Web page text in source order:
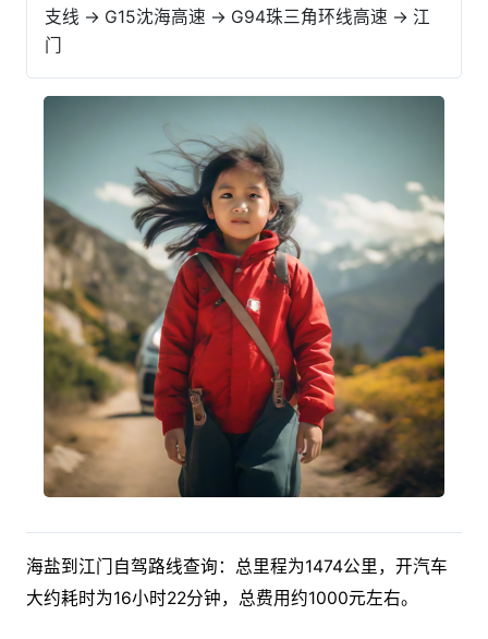
支线 → G15沈海高速 → G94珠三角环线高速 → 江
门
海盐到江门自驾路线查询：总里程为1474公里，开汽车
大约耗时为16小时22分钟，总费用约1000元左右。